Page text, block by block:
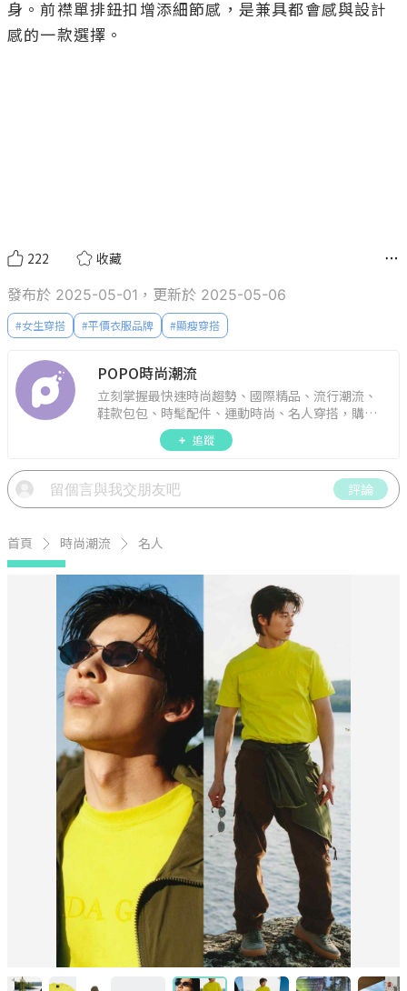
身。前襟單排鈕扣增添細節感，是兼具都會感與設計
感的一款選擇。
222 收藏
發布於 2025-05-01，更新於 2025-05-06
#女生穿搭 #平價衣服品牌 #顯瘦穿搭
POPO時尚潮流
立刻掌握最快速時尚趨勢、國際精品、流行潮流、
鞋款包包、時髦配件、運動時尚、名人穿搭，購物
追蹤
評論
首頁 時尚潮流 名人